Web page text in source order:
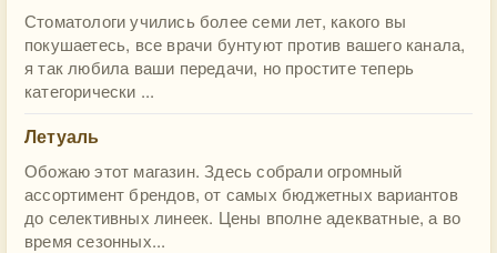
Стоматологи учились более семи лет, какого вы
покушаетесь, все врачи бунтуют против вашего канала,
я так любила ваши передачи, но простите теперь
категорически ...
Летуаль
Обожаю этот магазин. Здесь собрали огромный
ассортимент брендов, от самых бюджетных вариантов
до селективных линеек. Цены вполне адекватные, а во
время сезонных...